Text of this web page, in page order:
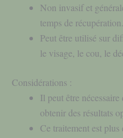
Non invasif et
temps de récupération.
Peut être utilisé sur
le visage, le cou, le
Considérations :
Il peut être
obtenir des résultats
Ce traitement est